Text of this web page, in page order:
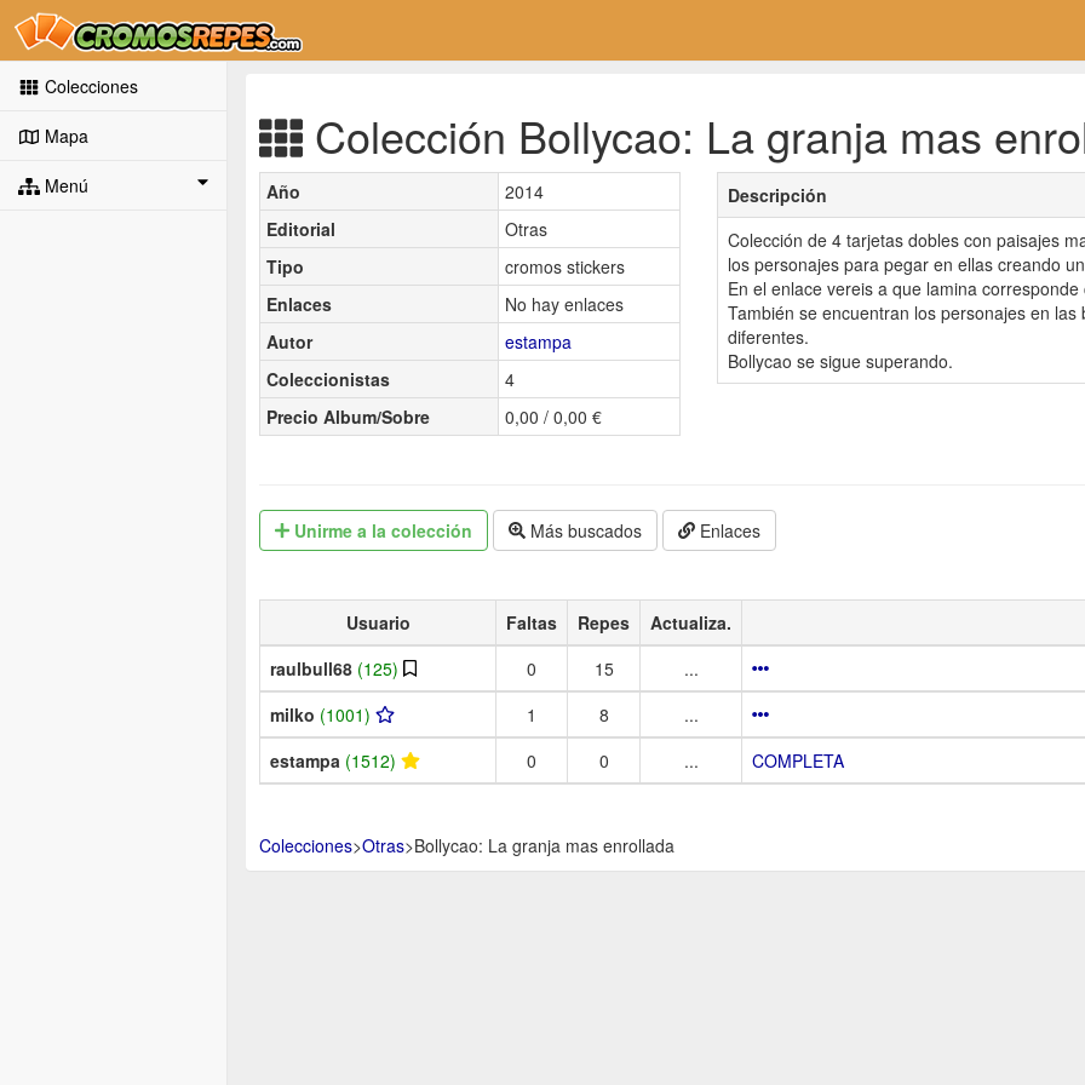
Colecciones
Mapa
Menú
Colección Bollycao: La granja mas
Año
2014
Editorial
Otras
Tipo
cromos stickers
Enlaces
No hay enlaces
Autor
estampa
Coleccionistas
4
Precio Album/Sobre
0,00 / 0,00 €
Descripción
Colección de 4 tarjetas dobles con paisajes
los personajes para pegar en ellas creando
En el enlace vereis a que lamina
También se encuentran los personajes en
diferentes.
Bollycao se sigue superando.
Unirme a la colección Más buscados Enlaces
Usuario Faltas Repes Actualiza.
raulbull68 (125) 0 15
...
milko (1001) 1 8
...
estampa (1512) 0 0 ... COMPLETA
Colecciones>Otras>Bollycao: La granja mas enrollada